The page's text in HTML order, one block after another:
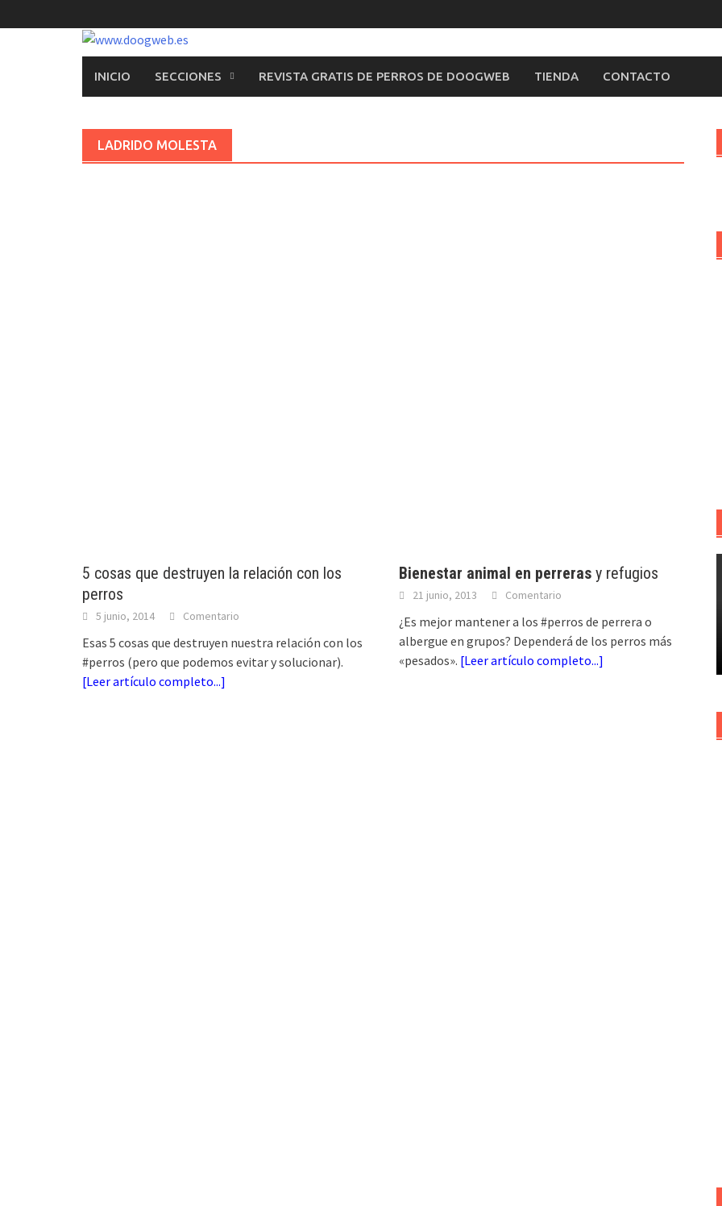
al
INICIO SECCIONES REVISTA GRATIS DE PERROS DE DOOGWEB TIENDA CONTACTO
LADRIDO MOLESTA
5 cosas que destruyen la relación con los
perros
5 junio, 2014 Comentario
Esas 5 cosas que destruyen nuestra relación con los
#perros (pero que podemos evitar y solucionar).
[Leer artículo completo...]
Bienestar animal en perreras y refugios
21 junio, 2013 Comentario
¿Es mejor mantener a los #perros de perrera o
albergue en grupos? Dependerá de los perros más
«pesados». [Leer artículo completo...]